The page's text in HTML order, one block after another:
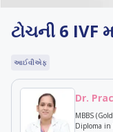
ટોચની 6 IVF
આઈવીએફ
Dr.
MBBS
Diploma in